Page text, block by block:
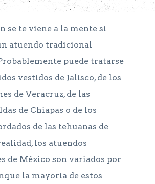
se te viene a la mente si
atuendo tradicional
puede tratarse
vestidos de Jalisco, de los
de Veracruz, de las
de Chiapas o de los
de las tehuanas de
los atuendos
de México son variados por
la mayoría de estos